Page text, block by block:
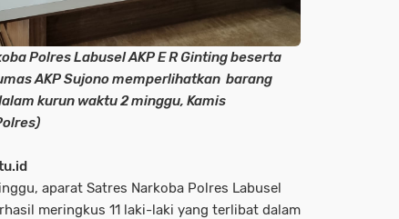
Polres Labusel AKP E R Ginting beserta
AKP Sujono memperlihatkan barang
kurun waktu 2 minggu, Kamis
aparat Satres Narkoba Polres Labusel
meringkus 11 laki-laki yang terlibat dalam